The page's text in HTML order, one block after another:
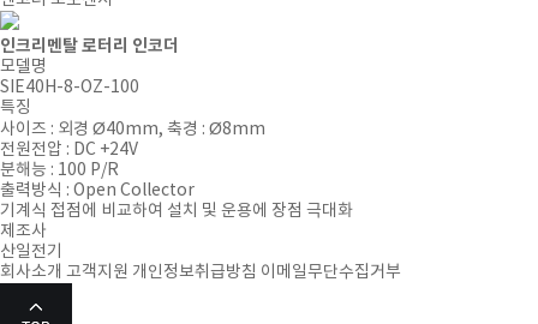
인크리멘탈 로터리 인코더
모델명
SIE40H-8-OZ-100
특징
사이즈 : 외경 Ø40mm, 축경 : Ø8mm
전원전압 : DC +24V
분해능 : 100 P/R
출력방식 : Open Collector
기계식 접점에 비교하여 설치 및 운용에 장점 극대화
제조사
산일전기
회사소개 고객지원 개인정보취급방침 이메일무단수집거부